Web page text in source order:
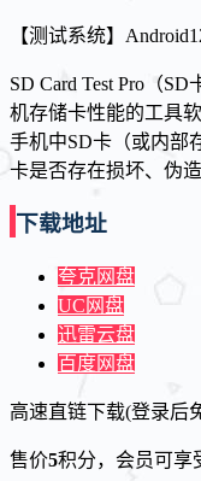
【测试系统】
SD Card Test Pro（
机存储卡性能的工具
手机中SD卡（或内部
卡是否存在损坏、伪
下载地址
夸克网盘
UC网盘
迅雷云盘
百度网盘
高速直链下载(登录后
售价5积分，会员可享